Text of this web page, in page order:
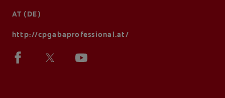
AT (DE)
http://cpgabaprofessional.at/